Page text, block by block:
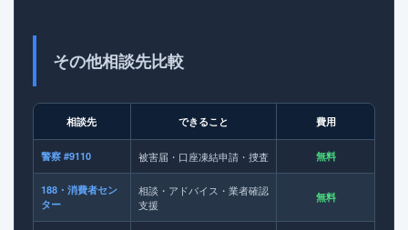
その他相談先比較
相談先 できること 費用
警察 #9110 被害届・口座凍結申請・捜査 無料
188・消費者セン
ター
相談・アドバイス・業者確認
支援
無料